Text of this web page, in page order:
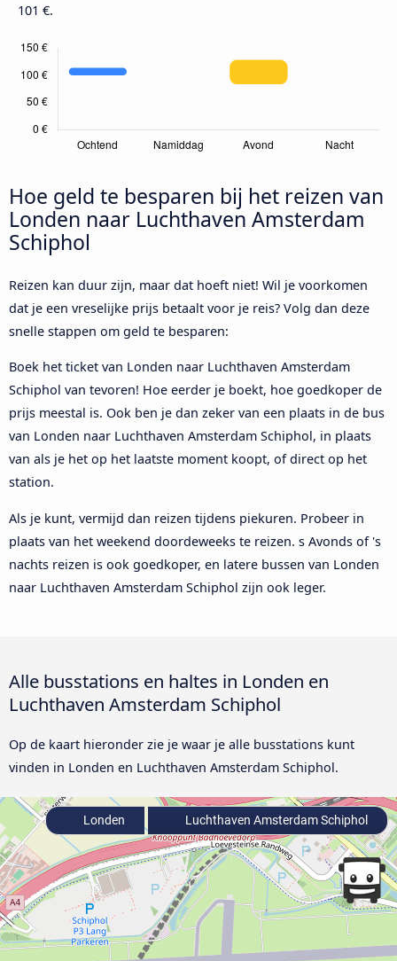
101 €.
Hoe geld te besparen bij het reizen van
Londen naar Luchthaven Amsterdam
Schiphol
Reizen kan duur zijn, maar dat hoeft niet! Wil je voorkomen
dat je een vreselijke prijs betaalt voor je reis? Volg dan deze
snelle stappen om geld te besparen:
Boek het ticket van Londen naar Luchthaven Amsterdam
Schiphol van tevoren! Hoe eerder je boekt, hoe goedkoper de
prijs meestal is. Ook ben je dan zeker van een plaats in de bus
van Londen naar Luchthaven Amsterdam Schiphol, in plaats
van als je het op het laatste moment koopt, of direct op het
station.
Als je kunt, vermijd dan reizen tijdens piekuren. Probeer in
plaats van het weekend doordeweeks te reizen. s Avonds of 's
nachts reizen is ook goedkoper, en latere bussen van Londen
naar Luchthaven Amsterdam Schiphol zijn ook leger.
Alle busstations en haltes in Londen en
Luchthaven Amsterdam Schiphol
Op de kaart hieronder zie je waar je alle busstations kunt
vinden in Londen en Luchthaven Amsterdam Schiphol.
Londen Luchthaven Amsterdam Schiphol